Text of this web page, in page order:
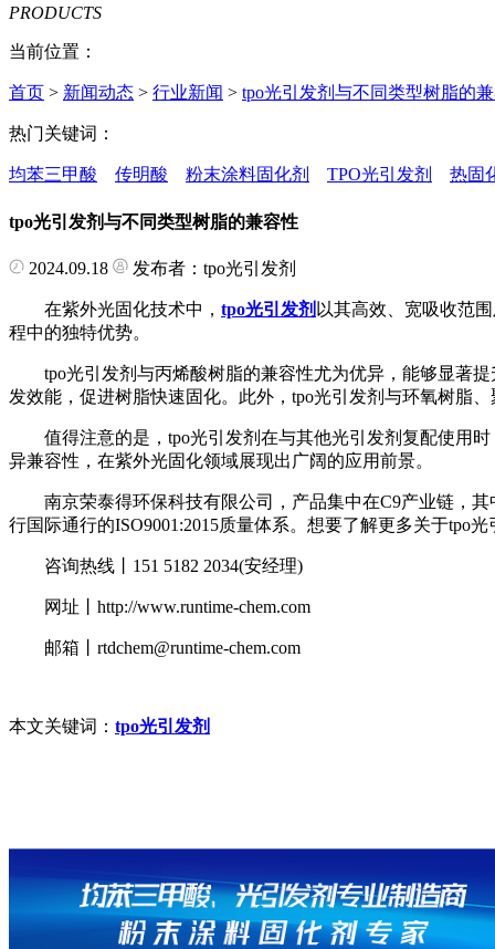
PRODUCTS
当前位置：
首页 > 新闻动态 > 行业新闻 > tpo光引发剂与不同类型树脂的
热门关键词：
均苯三甲酸 传明酸 粉末涂料固化剂 TPO光引发剂 热固
tpo光引发剂与不同类型树脂的兼容性
2024.09.18 发布者：tpo光引发剂
在紫外光固化技术中， tpo光引发剂 以其高效、宽吸收范
程中的独特优势。
tpo光引发剂与丙烯酸树脂的兼容性尤为优异，能够显著提
发效能，促进树脂快速固化。此外，tpo光引发剂与环氧树脂
值得注意的是，tpo光引发剂在与其他光引发剂复配使用时
异兼容性，在紫外光固化领域展现出广阔的应用前景。
南京荣泰得环保科技有限公司，产品集中在C9产业链，其
行国际通行的ISO9001:2015质量体系。想要了解更多关于tpo
咨询热线丨151 5182 2034(安经理)
网址丨http://www.runtime-chem.com
邮箱丨rtdchem@runtime-chem.com
本文关键词： tpo光引发剂